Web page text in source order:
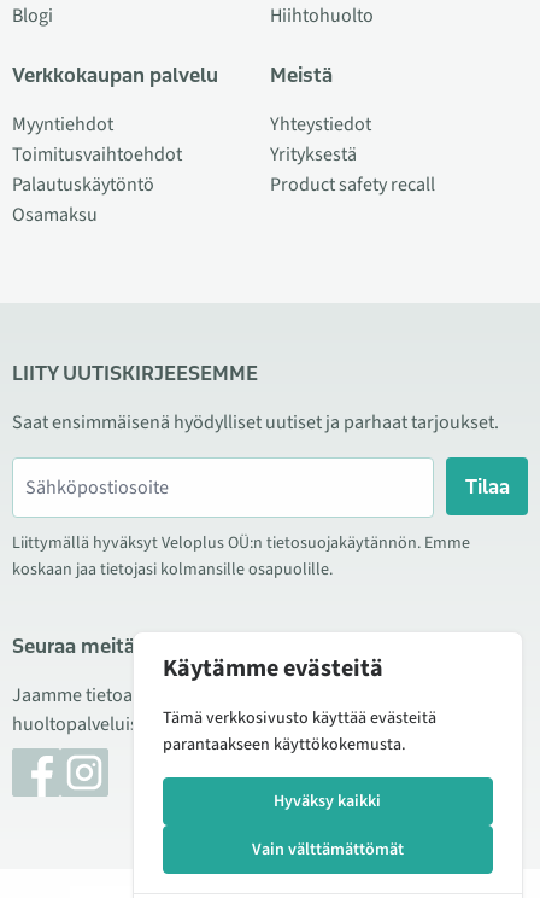
Blogi
Verkkokaupan palvelu
Myyntiehdot
Toimitusvaihtoehdot
Palautuskäytöntö
Osamaksu
Hiihtohuolto
Meistä
Yhteystiedot
Yrityksestä
Product safety recall
LIITY UUTISKIRJEESEMME
Saat ensimmäisenä hyödylliset uutiset ja parhaat tarjoukset.
Tilaa
Liittymällä hyväksyt Veloplus OÜ:n tietosuojakäytännön. Emme
koskaan jaa tietojasi kolmansille osapuolille.
Seuraa meitä sosiaalisessa mediassa
Jaamme tietoa hyvistä tarjouksista, uusista tuotteista ja
huoltopalveluista. Joskus julkaisemme myös tuote-esittelyjä.
Käytämme evästeitä
Tämä verkkosivusto käyttää evästeitä
parantaakseen käyttökokemusta.
Hyväksy kaikki
Vain välttämättömät